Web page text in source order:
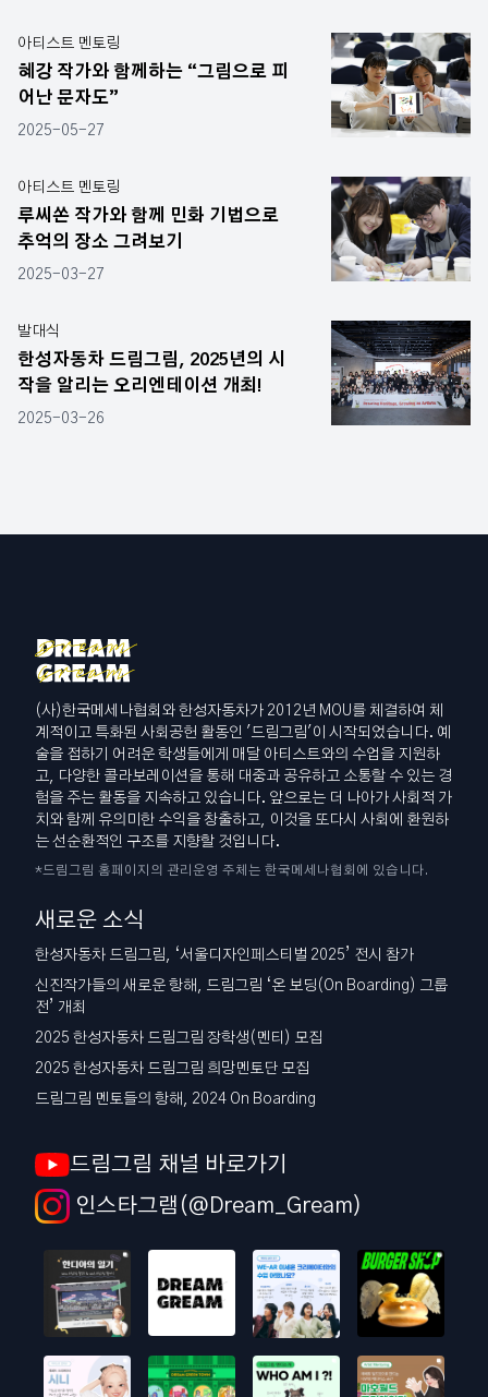
아티스트 멘토링
혜강 작가와 함께하는 “그림으로 피
어난 문자도”
2025-05-27
아티스트 멘토링
루씨쏜 작가와 함께 민화 기법으로
추억의 장소 그려보기
2025-03-27
발대식
한성자동차 드림그림, 2025년의 시
작을 알리는 오리엔테이션 개최!
2025-03-26
(사)한국메세나협회와 한성자동차가 2012년 MOU를 체결하여 체
계적이고 특화된 사회공헌 활동인 '드림그림'이 시작되었습니다. 예
술을 접하기 어려운 학생들에게 매달 아티스트와의 수업을 지원하
고, 다양한 콜라보레이션을 통해 대중과 공유하고 소통할 수 있는 경
험을 주는 활동을 지속하고 있습니다. 앞으로는 더 나아가 사회적 가
치와 함께 유의미한 수익을 창출하고, 이것을 또다시 사회에 환원하
는 선순환적인 구조를 지향할 것입니다.
*드림그림 홈페이지의 관리운영 주체는 한국메세나협회에 있습니다.
새로운 소식
한성자동차 드림그림, ‘서울디자인페스티벌 2025’ 전시 참가
신진작가들의 새로운 항해, 드림그림 ‘온 보딩(On Boarding) 그룹
전’ 개최
2025 한성자동차 드림그림 장학생(멘티) 모집
2025 한성자동차 드림그림 희망멘토단 모집
드림그림 멘토들의 항해, 2024 On Boarding
드림그림 채널 바로가기
인스타그램(@Dream_Gream)